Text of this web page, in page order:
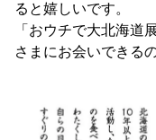
ると嬉しいです。
「おウチで大北海
さまにお会いできる